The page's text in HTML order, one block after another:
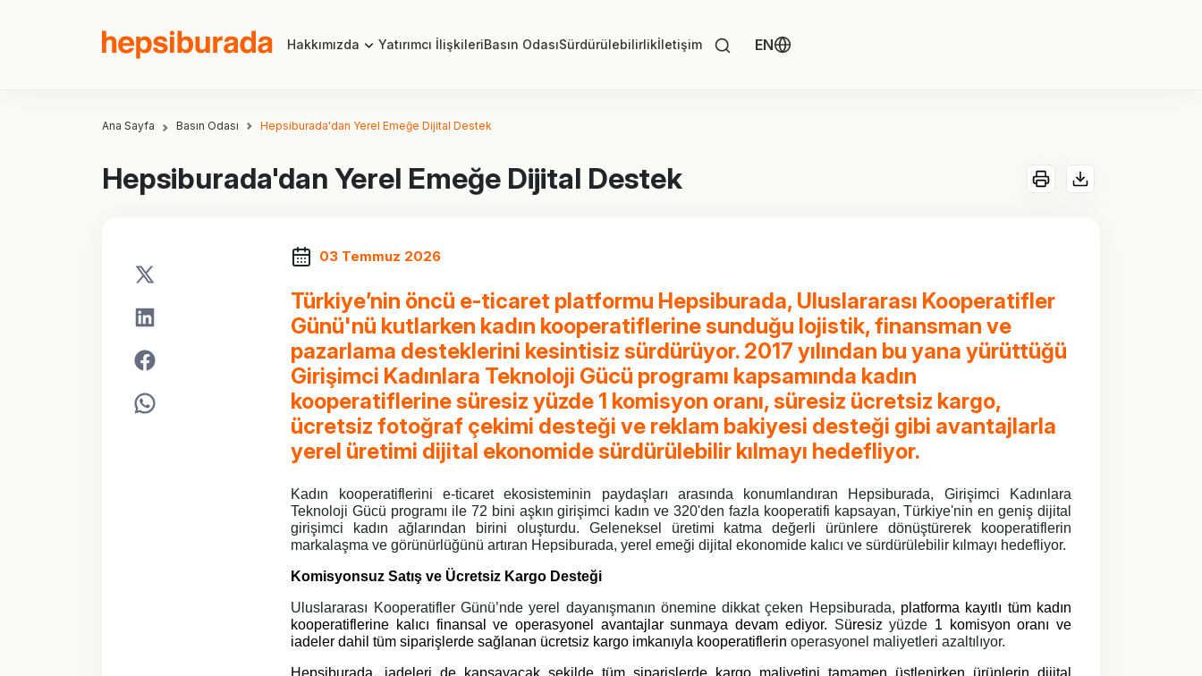
Hakkımızda Yatırımcı İlişkileriBasın OdasıSürdürülebilirlikİletişim EN
Ana Sayfa Basın Odası Hepsiburada'dan Yerel Emeğe Dijital Destek
Hepsiburada'dan Yerel Emeğe Dijital Destek
03 Temmuz 2026
Türkiye’nin öncü e-ticaret platformu Hepsiburada, Uluslararası Kooperatifler
Günü'nü kutlarken kadın kooperatiflerine sunduğu lojistik, finansman ve
pazarlama desteklerini kesintisiz sürdürüyor. 2017 yılından bu yana yürüttüğü
Girişimci Kadınlara Teknoloji Gücü programı kapsamında kadın
kooperatiflerine süresiz yüzde 1 komisyon oranı, süresiz ücretsiz kargo,
ücretsiz fotoğraf çekimi desteği ve reklam bakiyesi desteği gibi avantajlarla
yerel üretimi dijital ekonomide sürdürülebilir kılmayı hedefliyor.
Kadın kooperatiflerini e-ticaret ekosisteminin paydaşları arasında konumlandıran Hepsiburada, Girişimci Kadınlara
Teknoloji Gücü programı ile 72 bini aşkın girişimci kadın ve 320'den fazla kooperatifi kapsayan, Türkiye'nin en geniş dijital
girişimci kadın ağlarından birini oluşturdu. Geleneksel üretimi katma değerli ürünlere dönüştürerek kooperatiflerin
markalaşma ve görünürlüğünü artıran Hepsiburada, yerel emeği dijital ekonomide kalıcı ve sürdürülebilir kılmayı hedefliyor.
Komisyonsuz Satış ve Ücretsiz Kargo Desteği
Uluslararası Kooperatifler Günü’nde yerel dayanışmanın önemine dikkat çeken Hepsiburada, platforma kayıtlı tüm kadın
kooperatiflerine kalıcı finansal ve operasyonel avantajlar sunmaya devam ediyor. Süresizyüzde 1 komisyon oranı ve
iadeler dahil tüm siparişlerde sağlanan ücretsiz kargo imkanıyla kooperatiflerinoperasyonel maliyetleri azaltılıyor.